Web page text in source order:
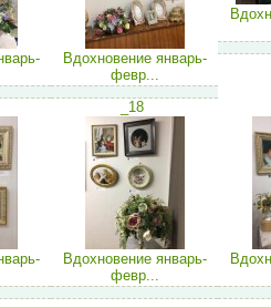
Вдохновение январь-
февр...
_18
Вдохновение январь-
февр...